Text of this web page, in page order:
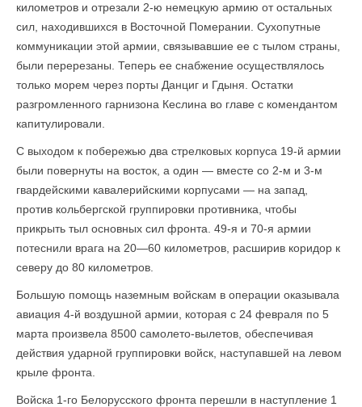
километров и отрезали 2-ю немецкую армию от остальных
сил, находившихся в Восточной Померании. Сухопутные
коммуникации этой армии, связывавшие ее с тылом страны,
были перерезаны. Теперь ее снабжение осуществлялось
только морем через порты Данциг и Гдыня. Остатки
разгромленного гарнизона Кеслина во главе с комендантом
капитулировали.
С выходом к побережью два стрелковых корпуса 19-й армии
были повернуты на восток, а один — вместе со 2-м и 3-м
гвардейскими кавалерийскими корпусами — на запад,
против кольбергской группировки противника, чтобы
прикрыть тыл основных сил фронта. 49-я и 70-я армии
потеснили врага на 20—60 километров, расширив коридор к
северу до 80 километров.
Большую помощь наземным войскам в операции оказывала
авиация 4-й воздуш­ной армии, которая с 24 февраля по 5
марта произвела 8500 самолето-вылетов, обеспечивая
действия ударной группировки войск, наступавшей на левом
крыле фронта.
Войска 1-го Белорусского фронта перешли в наступление 1